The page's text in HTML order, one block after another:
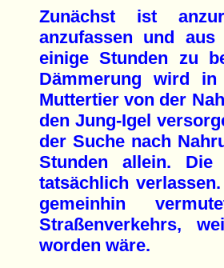
Zunächst ist
anzufassen und aus
einige Stunden zu
Dämmerung wird
Muttertier von der
den Jung-Igel
der Suche nach
Stunden allein. Die
tatsächlich
gemeinhin
Straßenverkehrs,
worden wäre.